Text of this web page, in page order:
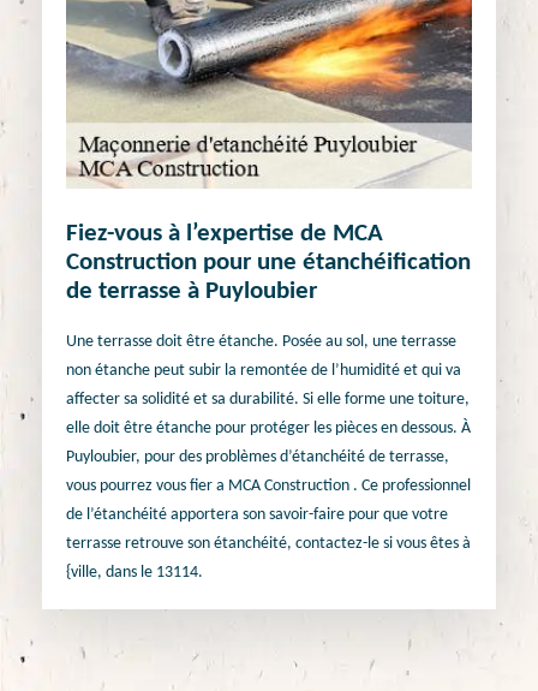
Fiez-vous à l’expertise de MCA
Construction pour une étanchéification
de terrasse à Puyloubier
Une terrasse doit être étanche. Posée au sol, une terrasse
non étanche peut subir la remontée de l’humidité et qui va
affecter sa solidité et sa durabilité. Si elle forme une toiture,
elle doit être étanche pour protéger les pièces en dessous. À
Puyloubier, pour des problèmes d’étanchéité de terrasse,
vous pourrez vous fier a MCA Construction . Ce professionnel
de l’étanchéité apportera son savoir-faire pour que votre
terrasse retrouve son étanchéité, contactez-le si vous êtes à
{ville, dans le 13114.